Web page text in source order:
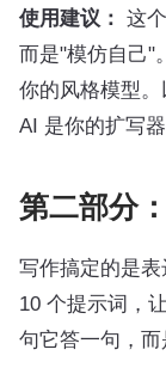
使用建议： 这
而是"模仿自己"
你的风格模型。
AI 是你的扩写
第二部分
写作搞定的是
10 个提示词，
句它答一句，而